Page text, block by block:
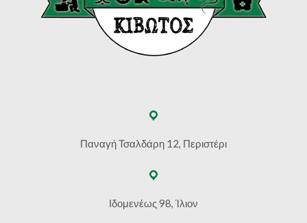
Παναγή Τσαλδάρη 12, Περιστέρι
Ιδομενέως 98, Ίλιον